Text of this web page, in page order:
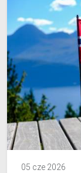
05 cze 2026